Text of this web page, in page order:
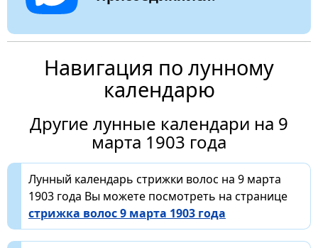
Навигация по лунному
календарю
Другие лунные календари на 9
марта 1903 года
Лунный календарь стрижки волос на 9 марта
1903 года Вы можете посмотреть на странице
стрижка волос 9 марта 1903 года